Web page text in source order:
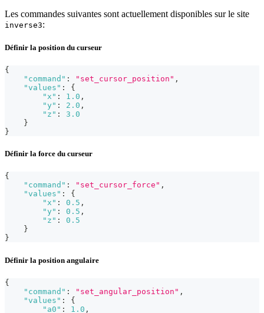
Les commandes suivantes sont actuellement disponibles sur le site
inverse3:
Définir la position du curseur
{
"command" : "set_cursor_position" ,
"values" :
{
"x" : 1.0 ,
"y" : 2.0 ,
"z" :
3.0
}
}
Définir la force du curseur
{
"command" : "set_cursor_force" ,
"values" :
{
"x" : 0.5 ,
"y" : 0.5 ,
"z" :
0.5
}
}
Définir la position angulaire
{
"command" : "set_angular_position" ,
"values" :
{
"a0" : 1.0 ,